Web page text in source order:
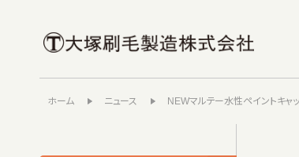
ホーム ニュース NEWマルテー水性ペイントキャ